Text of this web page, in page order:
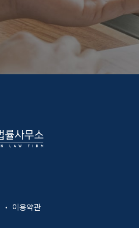
이용약관